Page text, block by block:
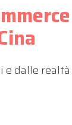
e dalle realtà